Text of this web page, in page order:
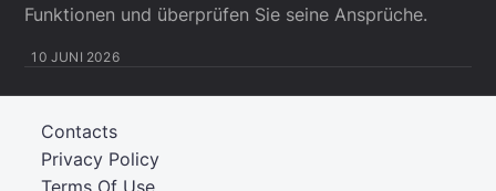
Funktionen und überprüfen Sie seine Ansprüche.
10 JUNI 2026
Privacy Policy
Contacts